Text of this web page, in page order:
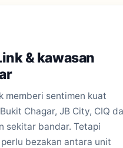
& kawasan
memberi sentimen kuat
Chagar, JB City, CIQ
sekitar bandar. Tetapi
bezakan antara unit